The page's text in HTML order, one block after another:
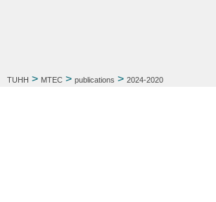
TUHH > MTEC > publications > 2024-2020